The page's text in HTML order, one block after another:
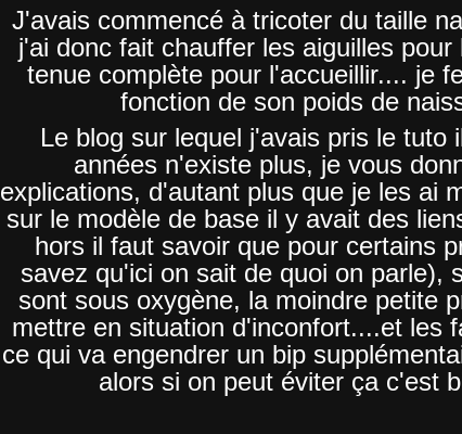
J'avais commencé à tricoter du taille
j'ai donc fait chauffer les aiguilles pour
tenue complète pour l'accueillir.... je
fonction de son poids de
Le blog sur lequel j'avais pris le tuto
années n'existe plus, je vous
explications, d'autant plus que je les ai
sur le modèle de base il y avait des
hors il faut savoir que pour certains
savez qu'ici on sait de quoi on parle),
sont sous oxygène, la moindre petite
mettre en situation d'inconfort....et les
ce qui va engendrer un bip
alors si on peut éviter ça c'est